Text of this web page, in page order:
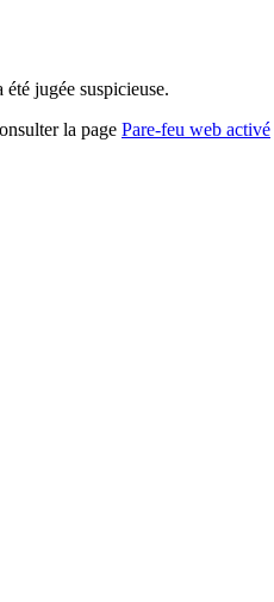
jugée suspicieuse.
la page Pare-feu web activé